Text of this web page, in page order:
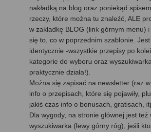
nakładką na blog oraz poniekąd
rzeczy, które można tu znaleźć, ALE
w zakładkę BLOG (link górnym menu)
się to, co w poprzednim szablonie.
identycznie -wszystkie przepisy po
kategorie do wyboru oraz
praktycznie działa!).
Można się zapisać na newsletter (raz
info o przepisach, które się pojawiły,
jakiś czas info o bonusach, gratisach,
Dla wygody, na stronie głównej jest też
wyszukiwarka (lewy górny róg), jeśli